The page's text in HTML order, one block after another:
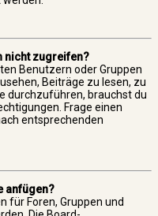
nicht zugreifen?
Benutzern oder Gruppen
Beiträge zu lesen, zu
durchzuführen, brauchst du
Frage einen
entsprechenden
anfügen?
für Foren, Gruppen und